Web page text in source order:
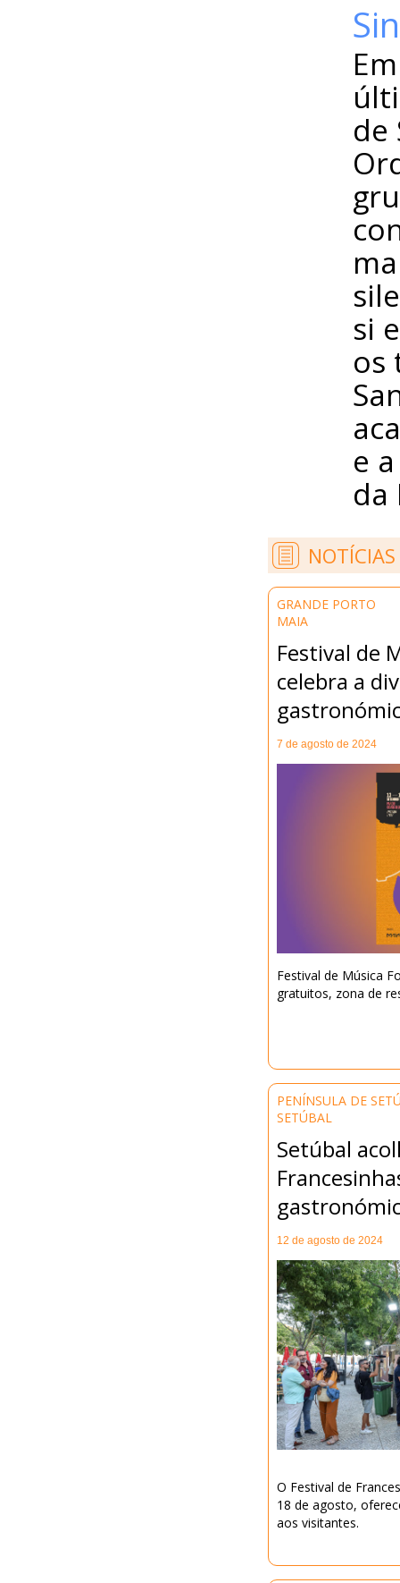
de
si
os
e
da
NOTÍCIAS
GRANDE PORTO
MAIA
Festival de
celebra a
7 de agosto de 2024
Festival de Música
gratuitos, zona de
PENÍNSULA DE
SETÚBAL
Setúbal
12 de agosto de 2024
O Festival de
18 de agosto,
aos visitantes.